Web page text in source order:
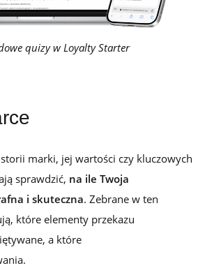
quizy w Loyalty Starter
marki, jej wartości czy kluczowych
sprawdzić, na ile Twoja
i skuteczna. Zebrane w ten
które elementy przekazu
a które